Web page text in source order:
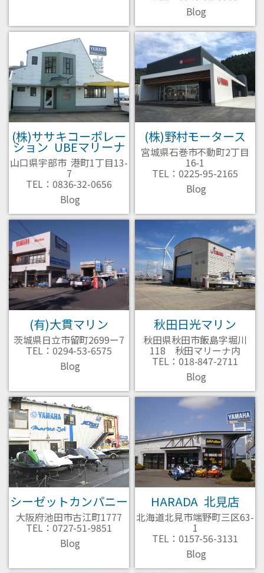
Blog
(株)ササキコーポレー
ション UBEマリーナ
山口県宇部市 港町1丁目13-
7
TEL：0836-32-0656
Blog
(株)野村モータース
宮城県石巻市不動町2丁目
16-1
TEL：0225-95-2165
Blog
(有)大貫マリン
茨城県日立市留町2699ー7
TEL：0294-53-6575
Blog
秋田日光マリン
秋田県秋田市飯島字堀川
118 秋田マリーナ内
TEL：018-847-2711
Blog
シーゼットカンパニー
大阪府池田市古江町1777
TEL：0727-51-9851
Blog
HARADA 北見店
北海道北見市端野町三区63-
1
TEL：0157-56-3131
Blog